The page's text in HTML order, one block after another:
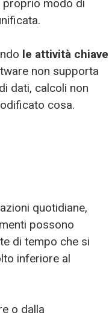
proprio modo di
le attività chiave
non supporta
dati, calcoli non
cosa.
quotidiane,
possono
di tempo che si
inferiore al
o dalla